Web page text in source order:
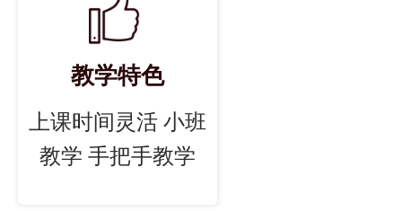
教学特色
上课时间灵活 小班
教学 手把手教学